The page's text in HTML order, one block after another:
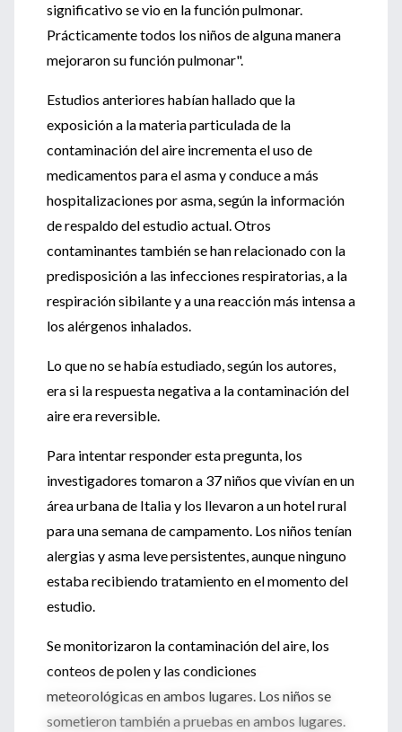
significativo se vio en la función pulmonar.
Prácticamente todos los niños de alguna manera
mejoraron su función pulmonar".
Estudios anteriores habían hallado que la
exposición a la materia particulada de la
contaminación del aire incrementa el uso de
medicamentos para el asma y conduce a más
hospitalizaciones por asma, según la información
de respaldo del estudio actual. Otros
contaminantes también se han relacionado con la
predisposición a las infecciones respiratorias, a la
respiración sibilante y a una reacción más intensa a
los alérgenos inhalados.
Lo que no se había estudiado, según los autores,
era si la respuesta negativa a la contaminación del
aire era reversible.
Para intentar responder esta pregunta, los
investigadores tomaron a 37 niños que vivían en un
área urbana de Italia y los llevaron a un hotel rural
para una semana de campamento. Los niños tenían
alergias y asma leve persistentes, aunque ninguno
estaba recibiendo tratamiento en el momento del
estudio.
Se monitorizaron la contaminación del aire, los
conteos de polen y las condiciones
meteorológicas en ambos lugares. Los niños se
sometieron también a pruebas en ambos lugares.